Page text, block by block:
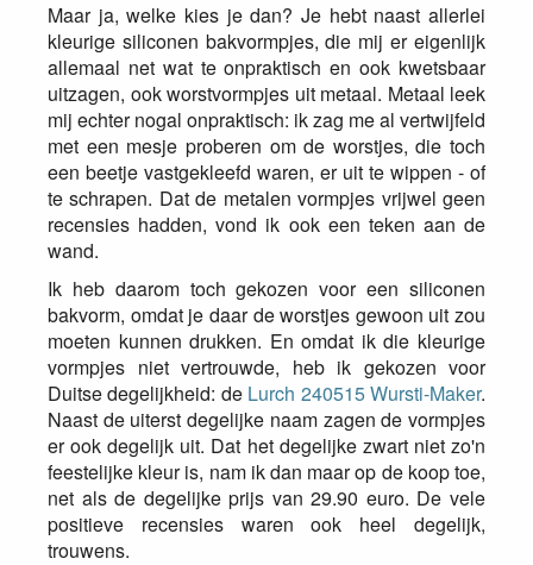
Maar ja, welke kies je dan? Je hebt naast allerlei
kleurige siliconen bakvormpjes, die mij er eigenlijk
allemaal net wat te onpraktisch en ook kwetsbaar
uitzagen, ook worstvormpjes uit metaal. Metaal leek
mij echter nogal onpraktisch: ik zag me al vertwijfeld
met een mesje proberen om de worstjes, die toch
een beetje vastgekleefd waren, er uit te wippen - of
te schrapen. Dat de metalen vormpjes vrijwel geen
recensies hadden, vond ik ook een teken aan de
wand.
Ik heb daarom toch gekozen voor een siliconen
bakvorm, omdat je daar de worstjes gewoon uit zou
moeten kunnen drukken. En omdat ik die kleurige
vormpjes niet vertrouwde, heb ik gekozen voor
Duitse degelijkheid: de Lurch 240515 Wursti-Maker.
Naast de uiterst degelijke naam zagen de vormpjes
er ook degelijk uit. Dat het degelijke zwart niet zo'n
feestelijke kleur is, nam ik dan maar op de koop toe,
net als de degelijke prijs van 29.90 euro. De vele
positieve recensies waren ook heel degelijk,
trouwens.